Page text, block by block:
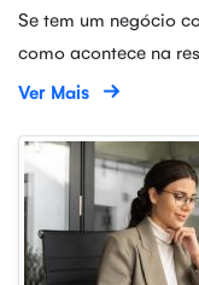
Se tem um negócio
como acontece na
Ver Mais